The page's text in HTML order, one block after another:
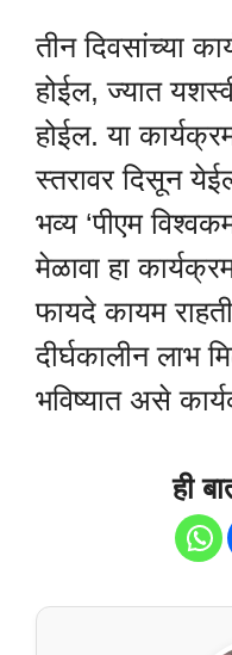
तीन दिवसांच्या
होईल, ज्यात
होईल. या
स्तरावर दिसून
भव्य ‘पीएम
मेळावा हा
फायदे कायम
दीर्घकालीन लाभ
भविष्यात असे
ही